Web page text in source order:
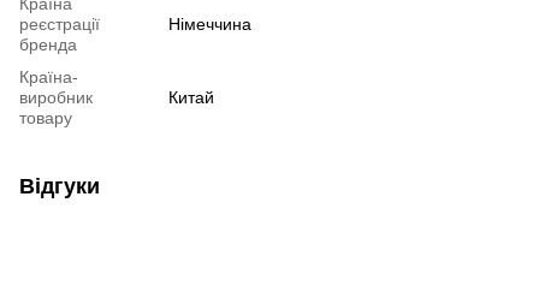
реєстрації
бренда
Німеччина
Країна-
виробник
товару
Китай
Відгуки